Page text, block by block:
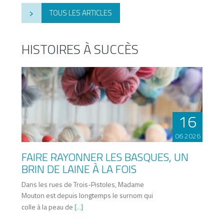
› TOUS LES ARTICLES
HISTOIRES À SUCCÈS
16
06 2026
FAIRE RAYONNER LES BASQUES, UN
BRIN DE LAINE À LA FOIS
Dans les rues de Trois-Pistoles, Madame
Mouton est depuis longtemps le surnom qui
colle à la peau de [...]